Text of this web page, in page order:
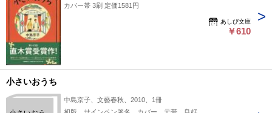
カバー帯 3刷 定価1581円
あしび文庫
￥610
小さいおうち
中島京子、文藝春秋、2010、1冊